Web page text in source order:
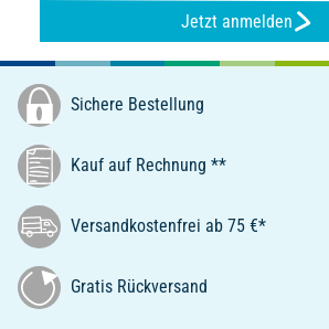
Jetzt anmelden
Sichere Bestellung
Kauf auf Rechnung **
Versandkostenfrei ab 75 €*
Gratis Rückversand